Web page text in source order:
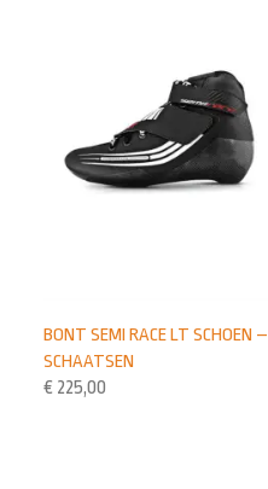
BONT SEMI RACE LT SCHOEN –
SCHAATSEN
€ 225,00